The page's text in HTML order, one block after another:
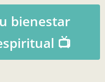
bienestar
📺